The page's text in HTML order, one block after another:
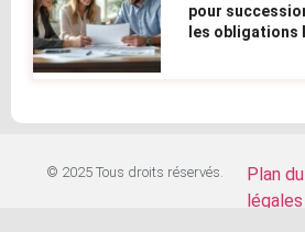
pour
les obligations
© 2025 Tous droits réservés. Plan
légales